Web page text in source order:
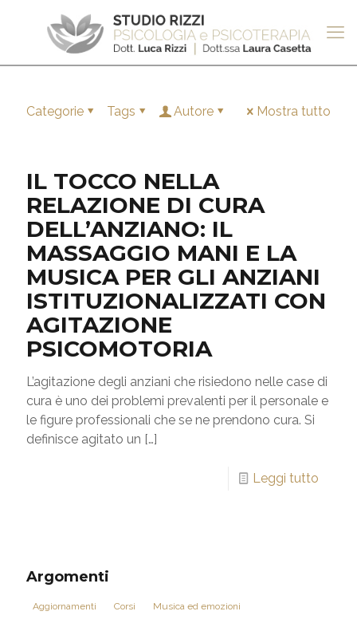
Categorie Tags Autore Mostra tutto
IL TOCCO NELLA
RELAZIONE DI CURA
DELL’ANZIANO: IL
MASSAGGIO MANI E LA
MUSICA PER GLI ANZIANI
ISTITUZIONALIZZATI CON
AGITAZIONE
PSICOMOTORIA
L’agitazione degli anziani che risiedono nelle case di
cura è uno dei problemi prevalenti per il personale e
le figure professionali che se ne prendono cura. Si
definisce agitato un […]
Leggi tutto
Argomenti
Aggiornamenti Corsi Musica ed emozioni